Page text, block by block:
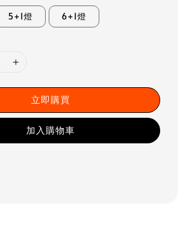
5+1燈 6+1燈
立即購買
加入購物車